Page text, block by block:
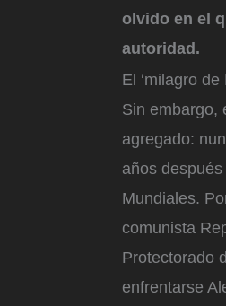
olvido en el
autoridad.
El ‘milagro
Sin embargo,
agregado:
años
Mundiales.
comunista
Protectorado
enfrentarse